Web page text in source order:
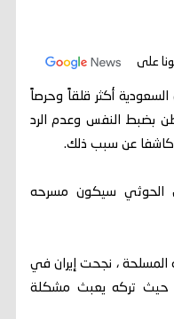
على
أكثر قلقاً وحرصاً
بضبط النفس وعدم الرد
كاشفا عن سبب ذلك.
الحوثي سيكون مسرحه
المسلحة ، نجحت إيران في
حيث تركه يعبث مشكلة